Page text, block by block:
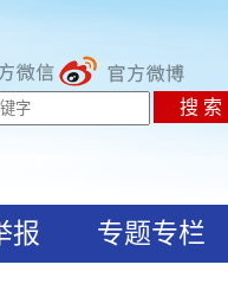
报
专题专栏